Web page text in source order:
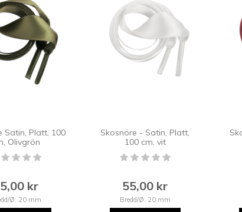
Satin, Platt, 100
Olivgrön
kr
Ø: 20 mm
Skosnöre - Satin, Platt,
100 cm, vit
55,00 kr
Bredd/Ø: 20 mm